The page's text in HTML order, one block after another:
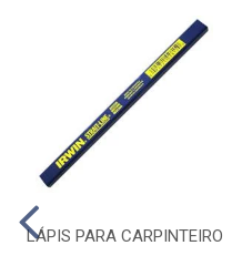
LÁPIS PARA CARPINTEIRO